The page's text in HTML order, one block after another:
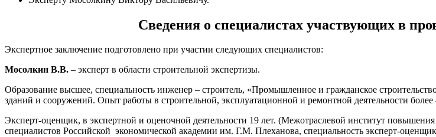
Сведения о специалистах участвующих в
Экспертное заключение подготовлено при участии следующих специалистов:
Мосолкин В.В. – эксперт в области строительной экспертизы.
Образование высшее, специальность инженер – строитель, «Промышленное и гражданское
зданий и сооружений. Опыт работы в строительной, эксплуатационной и ремонтной деятельности более
Эксперт-оценщик, в экспертной и оценочной деятельности 19 лет. (Межотраслевой институт
специалистов Российской экономической академии им. Г.М. Плеханова, специальность эксперт-